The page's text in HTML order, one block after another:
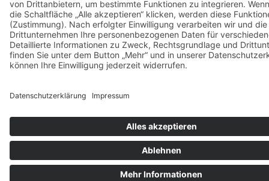
© Musikverein "Lyra" 1904 Ayl e.V. 2026, Powered byTheme-Point.
Design byTheme-Point|Cookie-Einstellungen